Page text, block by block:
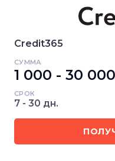
Credit365
СУММА
1 000 - 30
СРОК
7 - 30 дн.